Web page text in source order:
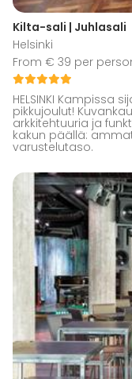
Kilta-sali | Juhlasali
Helsinki
From € 39 per
HELSINKI Kampissa
pikkujoulut!
arkkitehtuuria ja
kakun päällä:
varustelutaso.